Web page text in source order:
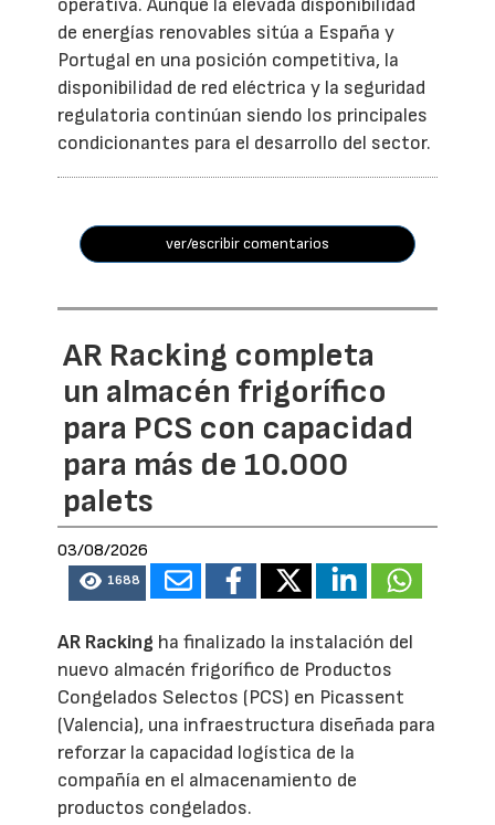
operativa. Aunque la elevada disponibilidad
de energías renovables sitúa a España y
Portugal en una posición competitiva, la
disponibilidad de red eléctrica y la seguridad
regulatoria continúan siendo los principales
condicionantes para el desarrollo del sector.
ver/escribir comentarios
AR Racking completa
un almacén frigorífico
para PCS con capacidad
para más de 10.000
palets
03/08/2026
1688
AR Racking ha finalizado la instalación del
nuevo almacén frigorífico de Productos
Congelados Selectos (PCS) en Picassent
(Valencia), una infraestructura diseñada para
reforzar la capacidad logística de la
compañía en el almacenamiento de
productos congelados.